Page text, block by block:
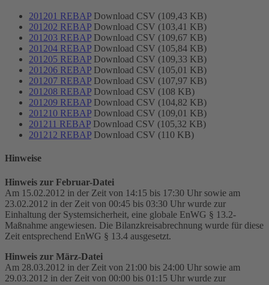
201201 REBAP Download CSV (109,43 KB)
201202 REBAP Download CSV (103,41 KB)
201203 REBAP Download CSV (109,67 KB)
201204 REBAP Download CSV (105,84 KB)
201205 REBAP Download CSV (109,33 KB)
201206 REBAP Download CSV (105,01 KB)
201207 REBAP Download CSV (107,97 KB)
201208 REBAP Download CSV (108 KB)
201209 REBAP Download CSV (104,82 KB)
201210 REBAP Download CSV (109,01 KB)
201211 REBAP Download CSV (105,32 KB)
201212 REBAP Download CSV (110 KB)
Hinweise
Hinweis zur Februar-Datei
Am 15.02.2012 in der Zeit von 14:15 bis 17:30 Uhr sowie am
23.02.2012 in der Zeit von 00:45 bis 03:30 Uhr wurde zur
Einhaltung der Systemsicherheit, eine globale EnWG § 13.2-
Maßnahme angewiesen. Die Bilanzkreisabrechnung wurde für diese
Zeit entsprechend EnWG § 13.4 ausgesetzt.
Hinweis zur März-Datei
Am 28.03.2012 in der Zeit von 21:00 bis 24:00 Uhr sowie am
29.03.2012 in der Zeit von 00:00 bis 01:15 Uhr wurde zur